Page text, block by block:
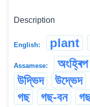
Description
English: plant
Assamese: অংহ্ৰিপ
উদ্ভিদ
উদ্ভেদ
গছ
গছ-বন